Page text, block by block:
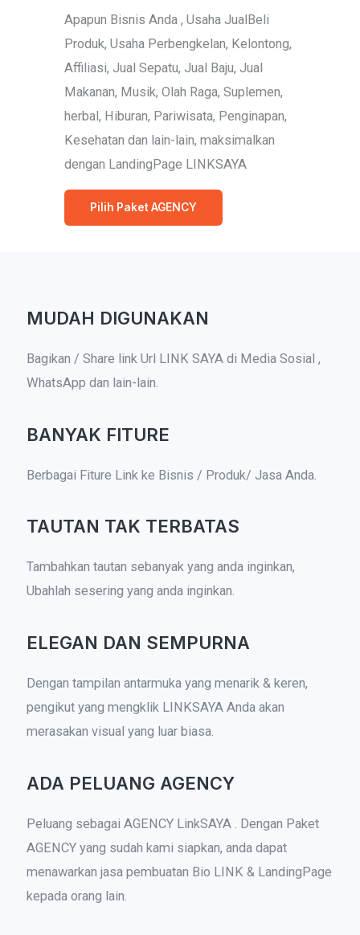
Apapun Bisnis Anda , Usaha JualBeli
Produk, Usaha Perbengkelan, Kelontong,
Affiliasi, Jual Sepatu, Jual Baju, Jual
Makanan, Musik, Olah Raga, Suplemen,
herbal, Hiburan, Pariwisata, Penginapan,
Kesehatan dan lain-lain, maksimalkan
dengan LandingPage LINKSAYA
Pilih Paket AGENCY
MUDAH DIGUNAKAN
Bagikan / Share link Url LINK SAYA di Media Sosial ,
WhatsApp dan lain-lain.
BANYAK FITURE
Berbagai Fiture Link ke Bisnis / Produk/ Jasa Anda.
TAUTAN TAK TERBATAS
Tambahkan tautan sebanyak yang anda inginkan,
Ubahlah sesering yang anda inginkan.
ELEGAN DAN SEMPURNA
Dengan tampilan antarmuka yang menarik & keren,
pengikut yang mengklik LINKSAYA Anda akan
merasakan visual yang luar biasa.
ADA PELUANG AGENCY
Peluang sebagai AGENCY LinkSAYA . Dengan Paket
AGENCY yang sudah kami siapkan, anda dapat
menawarkan jasa pembuatan Bio LINK & LandingPage
kepada orang lain.